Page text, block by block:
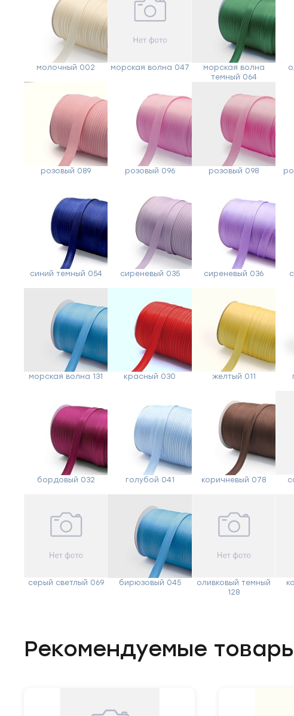
молочный 002 морская волна 047
морская волна
темный 064
розовый 089 розовый 096 розовый 098
синий темный 054 сиреневый 035 сиреневый 036
морская волна 131 красный 030 желтый 011
бордовый 032 голубой 041 коричневый 078
серый светлый 069 бирюзовый 045
оливковый темный
128
Рекомендуемые